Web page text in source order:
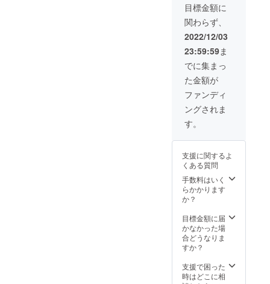
目標金額に
関わらず、
2022/12/03
23:59:59ま
でに集まっ
た金額が
ファンディ
ングされま
す。
支援に関するよ
くある質問
手数料はいく
らかかります
か？
目標金額に届
かなかった場
合どうなりま
すか？
支援で困った
時はどこに相